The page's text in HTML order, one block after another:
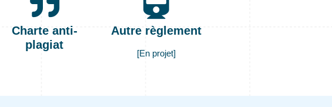
Charte anti-
plagiat
Autre règlement
[En projet]